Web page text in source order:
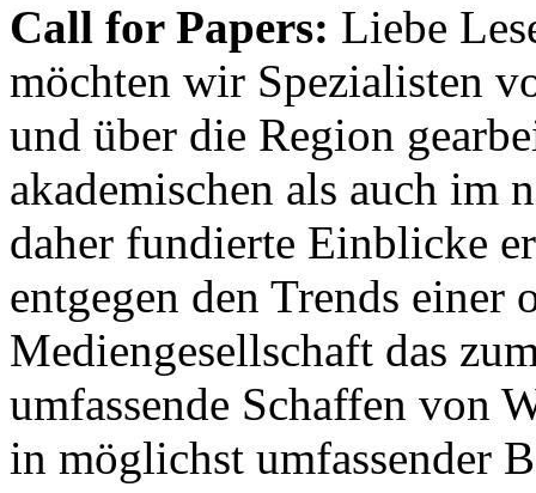
Call for Papers: Liebe
möchten wir Spezialisten
und über die Region
akademischen als auch im
daher fundierte Einblicke
entgegen den Trends einer
Mediengesellschaft das
umfassende Schaffen von
in möglichst umfassender